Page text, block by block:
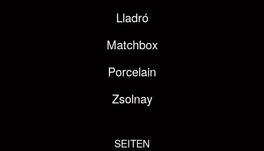
Lladró
Matchbox
Porcelain
Zsolnay
SEITEN